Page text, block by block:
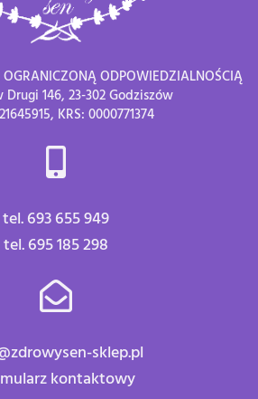
ODPOWIEDZIALNOŚCIĄ
Drugi 146, 23-302 Godziszów
KRS: 0000771374
tel. 693 655 949
tel. 695 185 298
sklep.pl
kontaktowy